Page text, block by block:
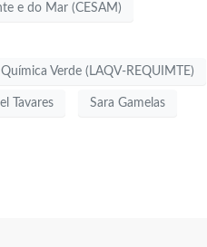
e do Mar (CESAM)
Verde (LAQV-REQUIMTE)
Tavares Sara Gamelas